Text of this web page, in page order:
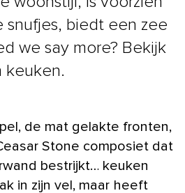
snufjes, biedt een zee
we say more? Bekijk
keuken.
Stone composiet dat
bestrijkt… keuken
in zijn vel, maar heeft